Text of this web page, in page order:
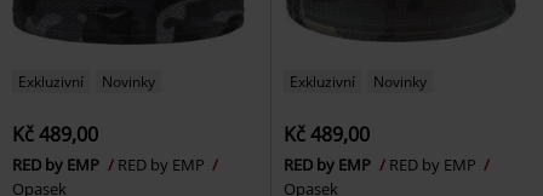
Exkluzivní Novinky
Kč 489,00
RED by EMP
RED by EMP
Opasek
Exkluzivní Novinky
Kč 489,00
RED by EMP
RED by EMP
Opasek